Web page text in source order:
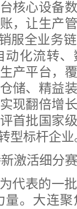
核心设备
，让生产
服全业务
化流转
产平台，
储、精益
现翻倍增
首批国家
型标杆企业
激活细分
表的一批
。大连